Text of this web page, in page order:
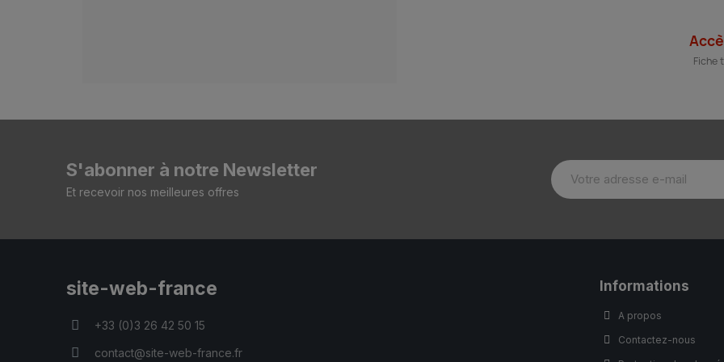
Fiche
S'abonner à notre Newsletter
Et recevoir nos meilleures offres
site-web-france
+33 (0)3 26 42 50 15
contact@site-web-france.fr
Informations
A propos
Contactez-nous